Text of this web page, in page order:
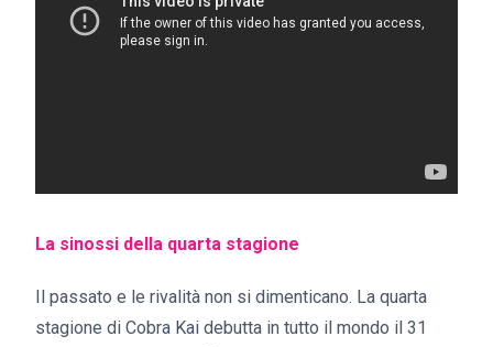
La sinossi della quarta stagione
Il passato e le rivalità non si dimenticano. La quarta
stagione di Cobra Kai debutta in tutto il mondo il 31